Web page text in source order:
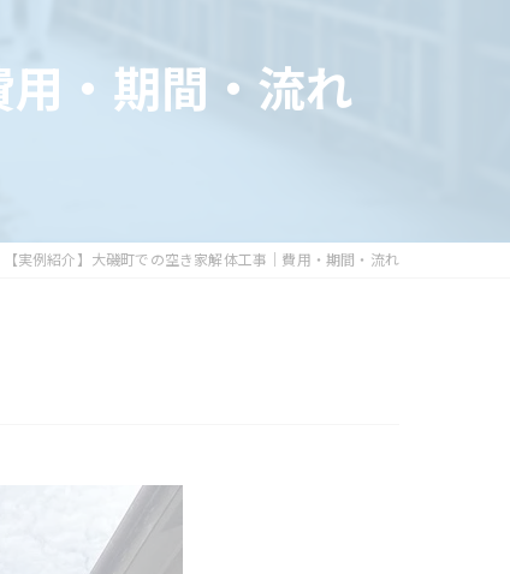
・期間・流れ
【実例紹介】大磯町での空き家解体工事｜費用・期間・流れ